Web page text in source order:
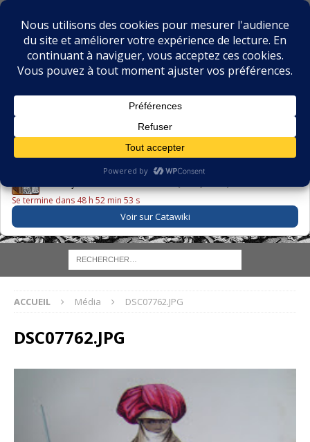
BIBLIOPHILIE.COM
LE BLOG DU BIBLIOPHILE, DES BIBLIOPHILES, DE LA
LE LIVRE DU JOUR
Se termine dans 48 h 52 min 53 s
Voir sur Catawiki
ACCUEIL Média DSC07762.JPG
DSC07762.JPG